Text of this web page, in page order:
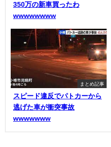
350万の新車買ったわ
wwwwwwww
まとめ記事
スピード違反でパトカーから
逃げた車が衝突事故
wwwwwww